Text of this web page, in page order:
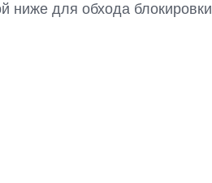
ниже для обхода блокировки